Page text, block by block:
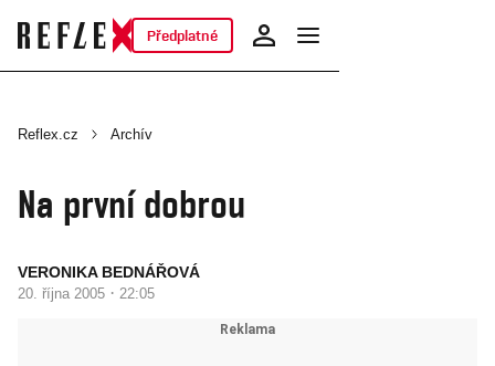
Předplatné
Reflex.cz Archív
Na první dobrou
VERONIKA BEDNÁŘOVÁ
20. října 2005 · 22:05